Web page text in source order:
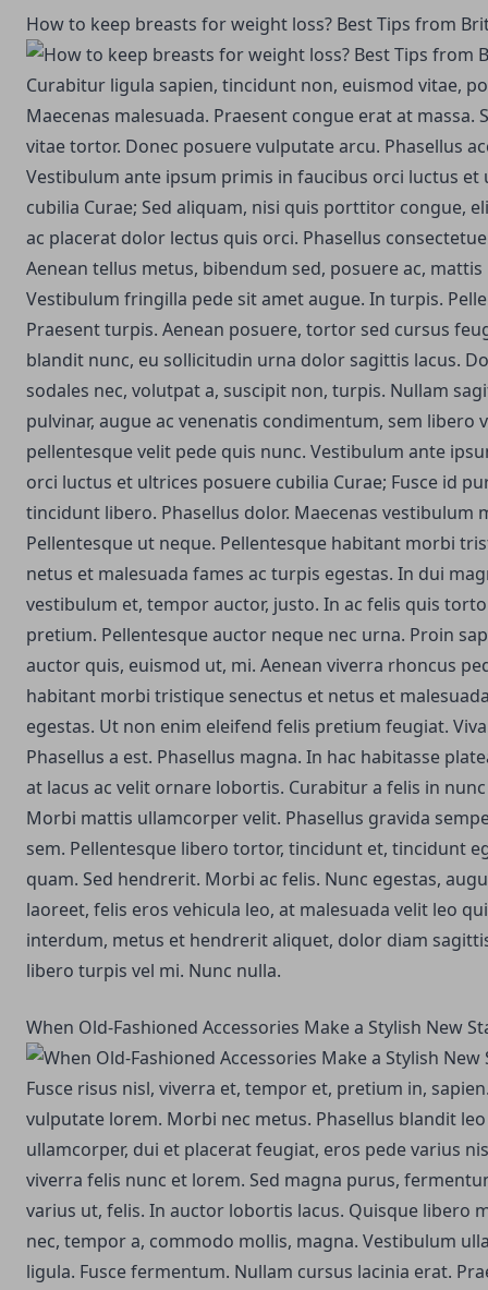
How to keep breasts for weight loss? Best Tips from
Curabitur ligula sapien, tincidunt non, euismod vitae,
Maecenas malesuada. Praesent congue erat at massa.
vitae tortor. Donec posuere vulputate arcu. Phasellus
Vestibulum ante ipsum primis in faucibus orci luctus et
cubilia Curae; Sed aliquam, nisi quis porttitor congue,
ac placerat dolor lectus quis orci. Phasellus
Aenean tellus metus, bibendum sed, posuere ac,
Vestibulum fringilla pede sit amet augue. In turpis.
Praesent turpis. Aenean posuere, tortor sed cursus
blandit nunc, eu sollicitudin urna dolor sagittis lacus.
sodales nec, volutpat a, suscipit non, turpis. Nullam
pulvinar, augue ac venenatis condimentum, sem libero
pellentesque velit pede quis nunc. Vestibulum ante
orci luctus et ultrices posuere cubilia Curae; Fusce id
tincidunt libero. Phasellus dolor. Maecenas vestibulum
Pellentesque ut neque. Pellentesque habitant morbi
netus et malesuada fames ac turpis egestas. In dui
vestibulum et, tempor auctor, justo. In ac felis quis
pretium. Pellentesque auctor neque nec urna. Proin
auctor quis, euismod ut, mi. Aenean viverra rhoncus
habitant morbi tristique senectus et netus et
egestas. Ut non enim eleifend felis pretium feugiat.
Phasellus a est. Phasellus magna. In hac habitasse
at lacus ac velit ornare lobortis. Curabitur a felis in
Morbi mattis ullamcorper velit. Phasellus gravida
sem. Pellentesque libero tortor, tincidunt et, tincidunt
quam. Sed hendrerit. Morbi ac felis. Nunc egestas,
laoreet, felis eros vehicula leo, at malesuada velit leo
interdum, metus et hendrerit aliquet, dolor diam
libero turpis vel mi. Nunc nulla.
When Old-Fashioned Accessories Make a Stylish New
Fusce risus nisl, viverra et, tempor et, pretium in,
vulputate lorem. Morbi nec metus. Phasellus blandit
ullamcorper, dui et placerat feugiat, eros pede varius
viverra felis nunc et lorem. Sed magna purus,
varius ut, felis. In auctor lobortis lacus. Quisque libero
nec, tempor a, commodo mollis, magna. Vestibulum
ligula. Fusce fermentum. Nullam cursus lacinia erat.